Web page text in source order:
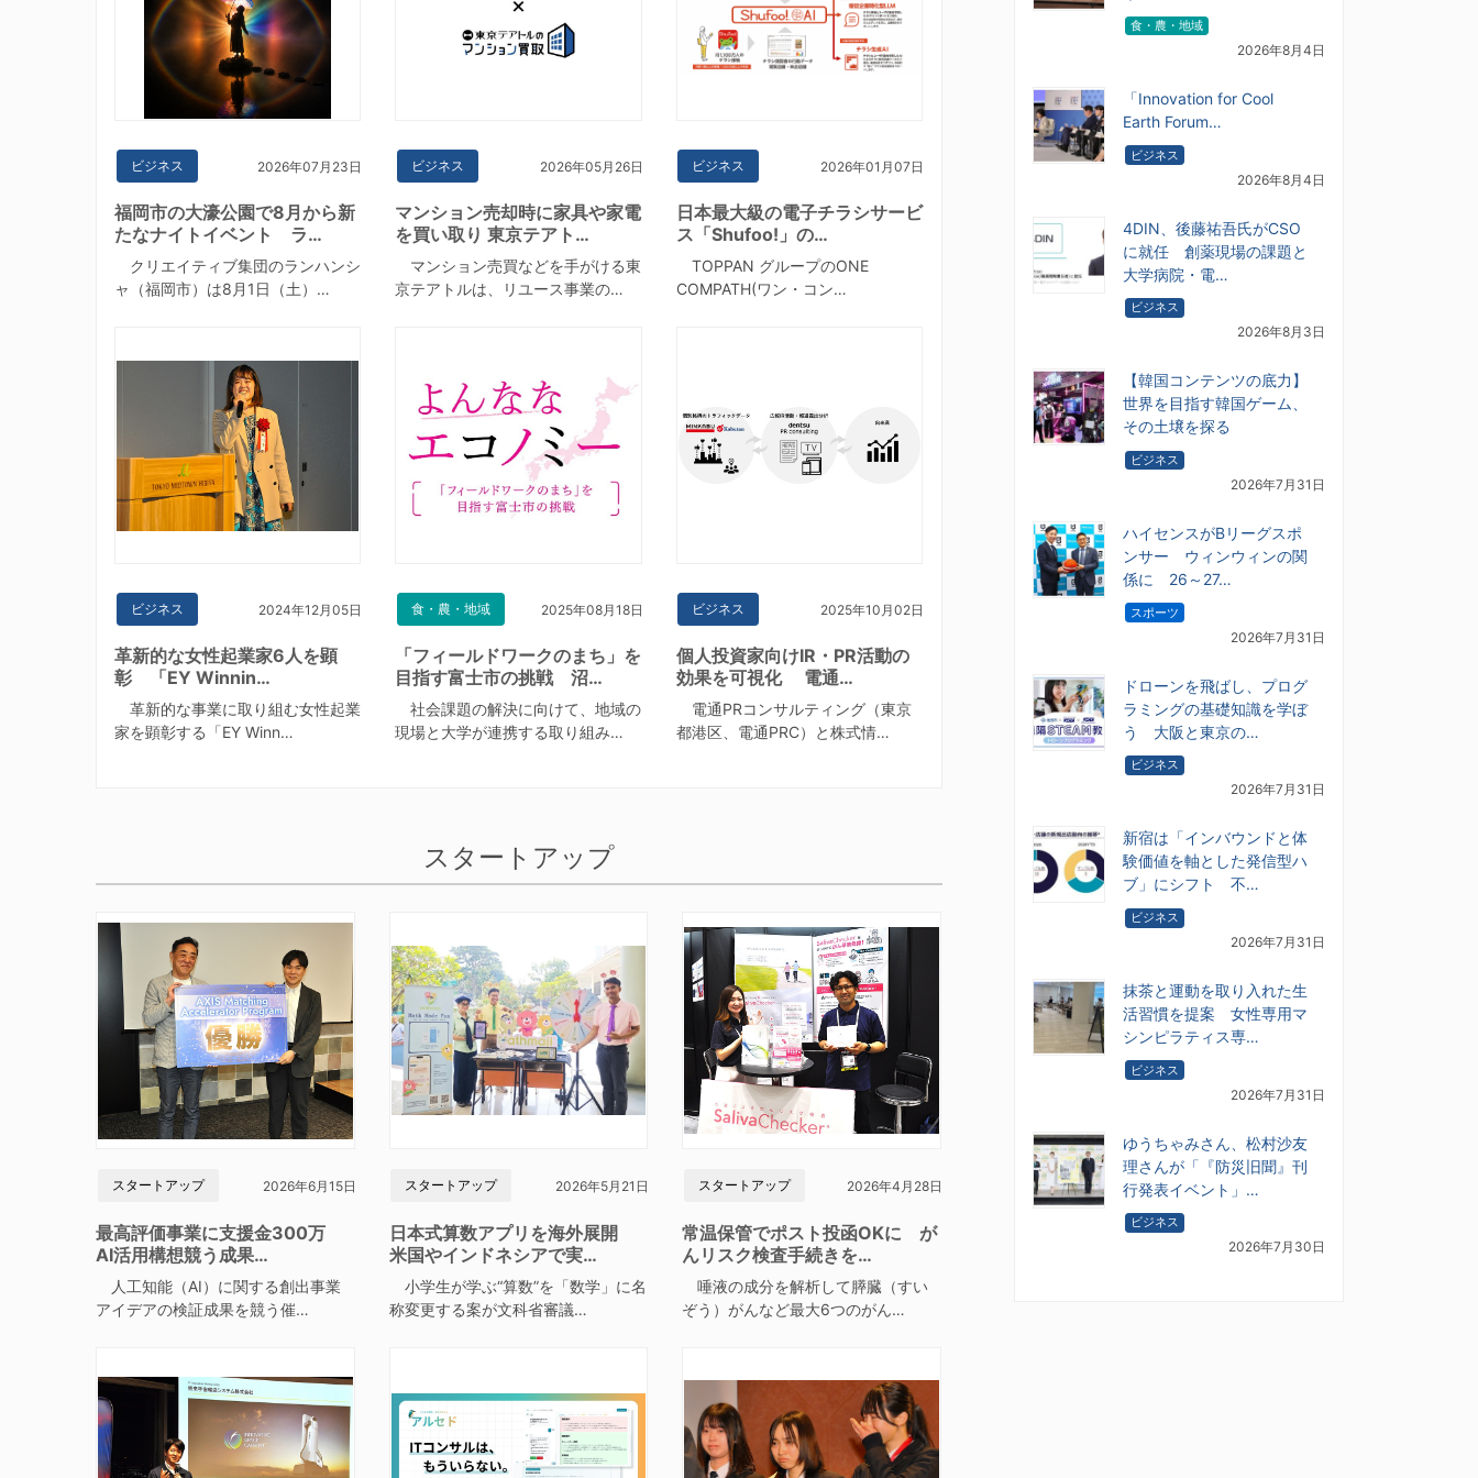
ビジネス 2026年07月23日
福岡市の大濠公園で8月から新
たなナイトイベント ラ…
クリエイティブ集団のランハンシ
ャ（福岡市）は8月1日（土）…
ビジネス 2026年05月26日
マンション売却時に家具や家電
を買い取り 東京テアト…
マンション売買などを手がける東
京テアトルは、リユース事業の…
ビジネス 2026年01月07日
日本最大級の電子チラシサービ
ス「Shufoo!」の…
TOPPAN グループのONE
COMPATH(ワン・コン…
ビジネス 2024年12月05日
革新的な女性起業家6人を顕
彰 「EY Winnin…
革新的な事業に取り組む女性起業
家を顕彰する「EY Winn…
食・農・地域 2025年08月18日
「フィールドワークのまち」を
目指す富士市の挑戦 沼…
社会課題の解決に向けて、地域の
現場と大学が連携する取り組み…
ビジネス 2025年10月02日
個人投資家向けIR・PR活動の
効果を可視化 電通…
電通PRコンサルティング（東京
都港区、電通PRC）と株式情…
スタートアップ
スタートアップ 2026年6月15日
最高評価事業に支援金300万
AI活用構想競う成果…
人工知能（AI）に関する創出事業
アイデアの検証成果を競う催…
スタートアップ 2026年5月21日
日本式算数アプリを海外展開
米国やインドネシアで実…
小学生が学ぶ“算数”を「数学」に名
称変更する案が文科省審議…
スタートアップ 2026年4月28日
常温保管でポスト投函OKに が
んリスク検査手続きを…
唾液の成分を解析して膵臓（すい
ぞう）がんなど最大6つのがん…
食・農・地域
2026年8月4日
「Innovation for Cool
Earth Forum…
ビジネス
2026年8月4日
4DIN、後藤祐吾氏がCSO
に就任 創薬現場の課題と
大学病院・電…
ビジネス
2026年8月3日
【韓国コンテンツの底力】
世界を目指す韓国ゲーム、
その土壌を探る
ビジネス
2026年7月31日
ハイセンスがBリーグスポ
ンサー ウィンウィンの関
係に 26～27…
スポーツ
2026年7月31日
ドローンを飛ばし、プログ
ラミングの基礎知識を学ぼ
う 大阪と東京の…
ビジネス
2026年7月31日
新宿は「インバウンドと体
験価値を軸とした発信型ハ
ブ」にシフト 不…
ビジネス
2026年7月31日
抹茶と運動を取り入れた生
活習慣を提案 女性専用マ
シンピラティス専…
ビジネス
2026年7月31日
ゆうちゃみさん、松村沙友
理さんが「『防災旧聞』刊
行発表イベント」…
ビジネス
2026年7月30日